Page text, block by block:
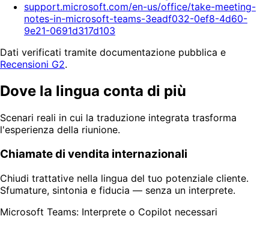
support.microsoft.com/en-us/office/take-meeting-
notes-in-microsoft-teams-3eadf032-0ef8-4d60-
9e21-0691d317d103
Dati verificati tramite documentazione pubblica e
Recensioni G2.
Dove la lingua conta di più
Scenari reali in cui la traduzione integrata trasforma
l'esperienza della riunione.
Chiamate di vendita internazionali
Chiudi trattative nella lingua del tuo potenziale cliente.
Sfumature, sintonia e fiducia — senza un interprete.
Microsoft Teams: Interprete o Copilot necessari